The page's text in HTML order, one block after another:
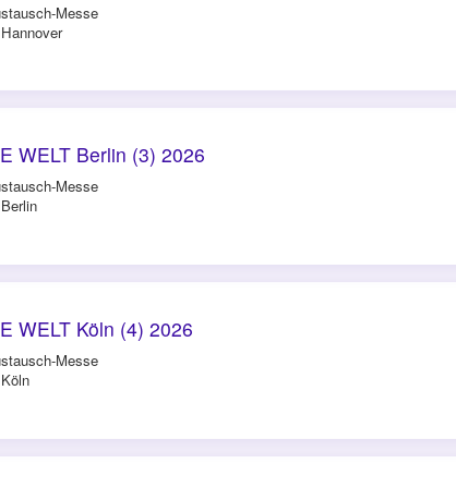
Messe
WELT Berlin (3) 2026
Messe
WELT Köln (4) 2026
Messe